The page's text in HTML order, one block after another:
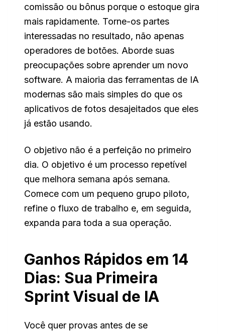
comissão ou bônus porque o estoque gira
mais rapidamente. Torne-os partes
interessadas no resultado, não apenas
operadores de botões. Aborde suas
preocupações sobre aprender um novo
software. A maioria das ferramentas de IA
modernas são mais simples do que os
aplicativos de fotos desajeitados que eles
já estão usando.
O objetivo não é a perfeição no primeiro
dia. O objetivo é um processo repetível
que melhora semana após semana.
Comece com um pequeno grupo piloto,
refine o fluxo de trabalho e, em seguida,
expanda para toda a sua operação.
Ganhos Rápidos em 14
Dias: Sua Primeira
Sprint Visual de IA
Você quer provas antes de se